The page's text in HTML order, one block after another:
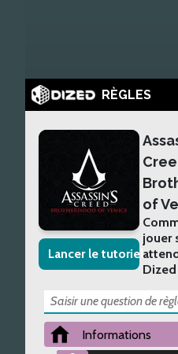
RÈGLES
Lancer le tutoriel
of
jouer
Dized
Informations